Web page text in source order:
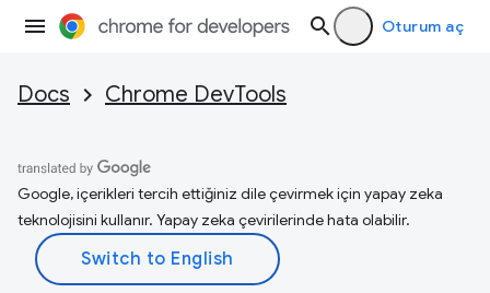
Oturum aç
Docs Chrome DevTools
Google, içerikleri tercih ettiğiniz dile çevirmek için yapay zeka
teknolojisini kullanır. Yapay zeka çevirilerinde hata olabilir.